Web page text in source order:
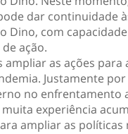
dar continuidade
Dino, com
ação.
ampliar as ações para
Justamente
no enfrentamento
experiência
ampliar as políticas